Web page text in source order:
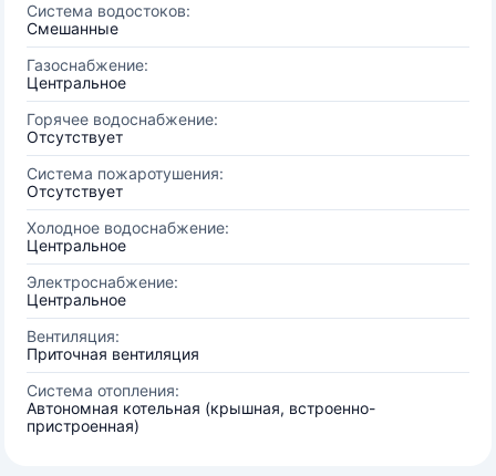
Система водостоков:
Смешанные
Газоснабжение:
Центральное
Горячее водоснабжение:
Отсутствует
Система пожаротушения:
Отсутствует
Холодное водоснабжение:
Центральное
Электроснабжение:
Центральное
Вентиляция:
Приточная вентиляция
Система отопления:
Автономная котельная (крышная, встроенно-
пристроенная)